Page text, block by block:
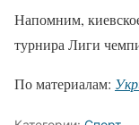
Напомним,
турнира Лиги
По материалам: